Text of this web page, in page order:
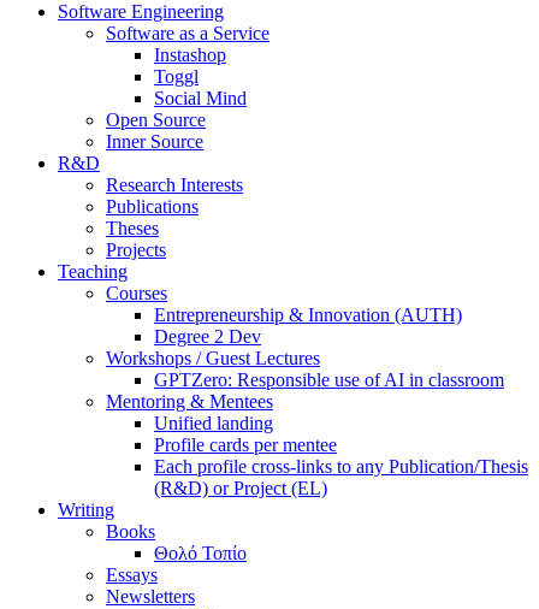
Software Engineering
Software as a Service
Instashop
Toggl
Social Mind
Open Source
Inner Source
R&D
Research Interests
Publications
Theses
Projects
Teaching
Courses
Entrepreneurship & Innovation (AUTH)
Degree 2 Dev
Workshops / Guest Lectures
GPTZero: Responsible use of AI in classroom
Mentoring & Mentees
Unified landing
Profile cards per mentee
Each profile cross-links to any Publication/Thesis
(R&D) or Project (EL)
Writing
Books
Θολό Τοπίο
Essays
Newsletters